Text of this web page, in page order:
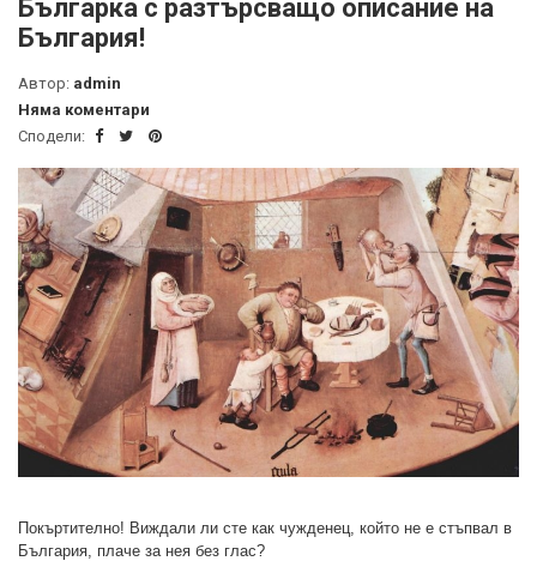
Българка с разтърсващо описание на
България!
Автор: admin
Няма коментари
Сподели:
Покъртително! Виждали ли сте как чужденец, който не е стъпвал в
България, плаче за нея без глас?